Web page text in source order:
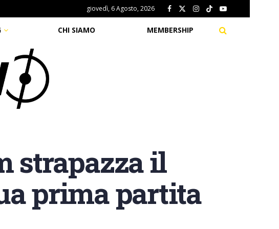
giovedì, 6 Agosto, 2026
CHI SIAMO MEMBERSHIP
strapazza il
prima partita